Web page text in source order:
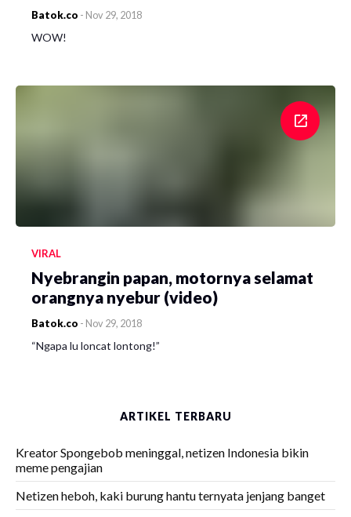
Batok.co - Nov 29, 2018
WOW!
VIRAL
Nyebrangin papan, motornya selamat
orangnya nyebur (video)
Batok.co - Nov 29, 2018
“Ngapa lu loncat lontong!”
ARTIKEL TERBARU
Kreator Spongebob meninggal, netizen Indonesia bikin
meme pengajian
Netizen heboh, kaki burung hantu ternyata jenjang banget